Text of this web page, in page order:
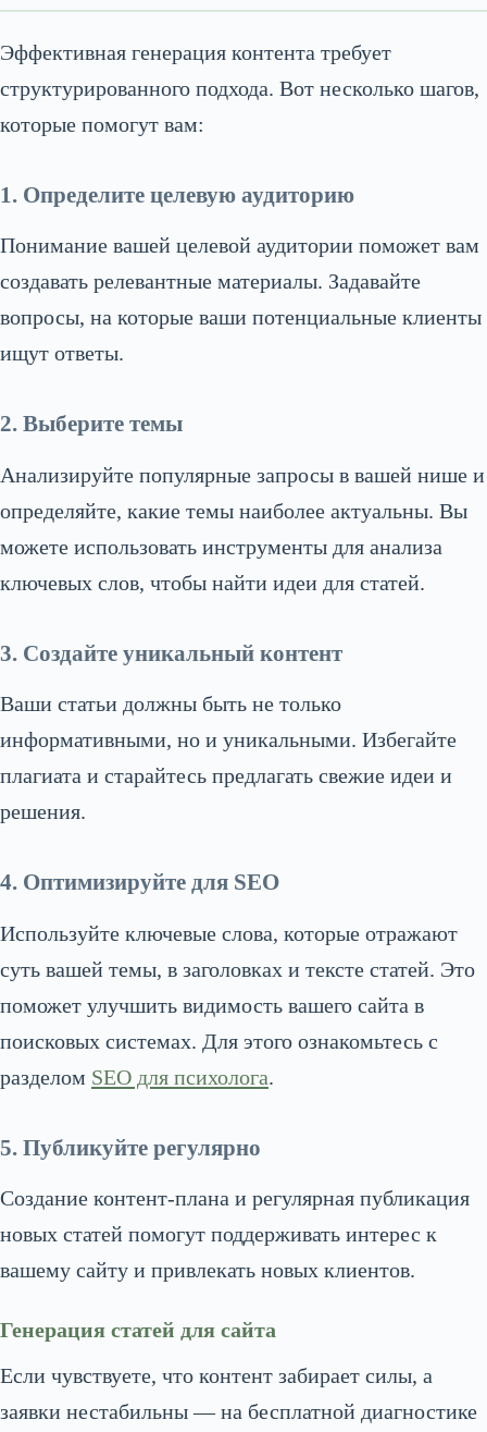
Эффективная генерация контента требует
структурированного подхода. Вот несколько шагов,
которые помогут вам:
1. Определите целевую аудиторию
Понимание вашей целевой аудитории поможет вам
создавать релевантные материалы. Задавайте
вопросы, на которые ваши потенциальные клиенты
ищут ответы.
2. Выберите темы
Анализируйте популярные запросы в вашей нише и
определяйте, какие темы наиболее актуальны. Вы
можете использовать инструменты для анализа
ключевых слов, чтобы найти идеи для статей.
3. Создайте уникальный контент
Ваши статьи должны быть не только
информативными, но и уникальными. Избегайте
плагиата и старайтесь предлагать свежие идеи и
решения.
4. Оптимизируйте для SEO
Используйте ключевые слова, которые отражают
суть вашей темы, в заголовках и тексте статей. Это
поможет улучшить видимость вашего сайта в
поисковых системах. Для этого ознакомьтесь с
разделом SEO для психолога.
5. Публикуйте регулярно
Создание контент-плана и регулярная публикация
новых статей помогут поддерживать интерес к
вашему сайту и привлекать новых клиентов.
Генерация статей для сайта
Если чувствуете, что контент забирает силы, а
заявки нестабильны — на бесплатной диагностике